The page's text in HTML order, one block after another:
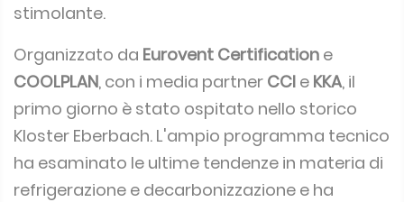
stimolante.
Organizzato da Eurovent Certification e
COOLPLAN, con i media partner CCI e KKA, il
primo giorno è stato ospitato nello storico
Kloster Eberbach. L'ampio programma tecnico
ha esaminato le ultime tendenze in materia di
refrigerazione e decarbonizzazione e ha